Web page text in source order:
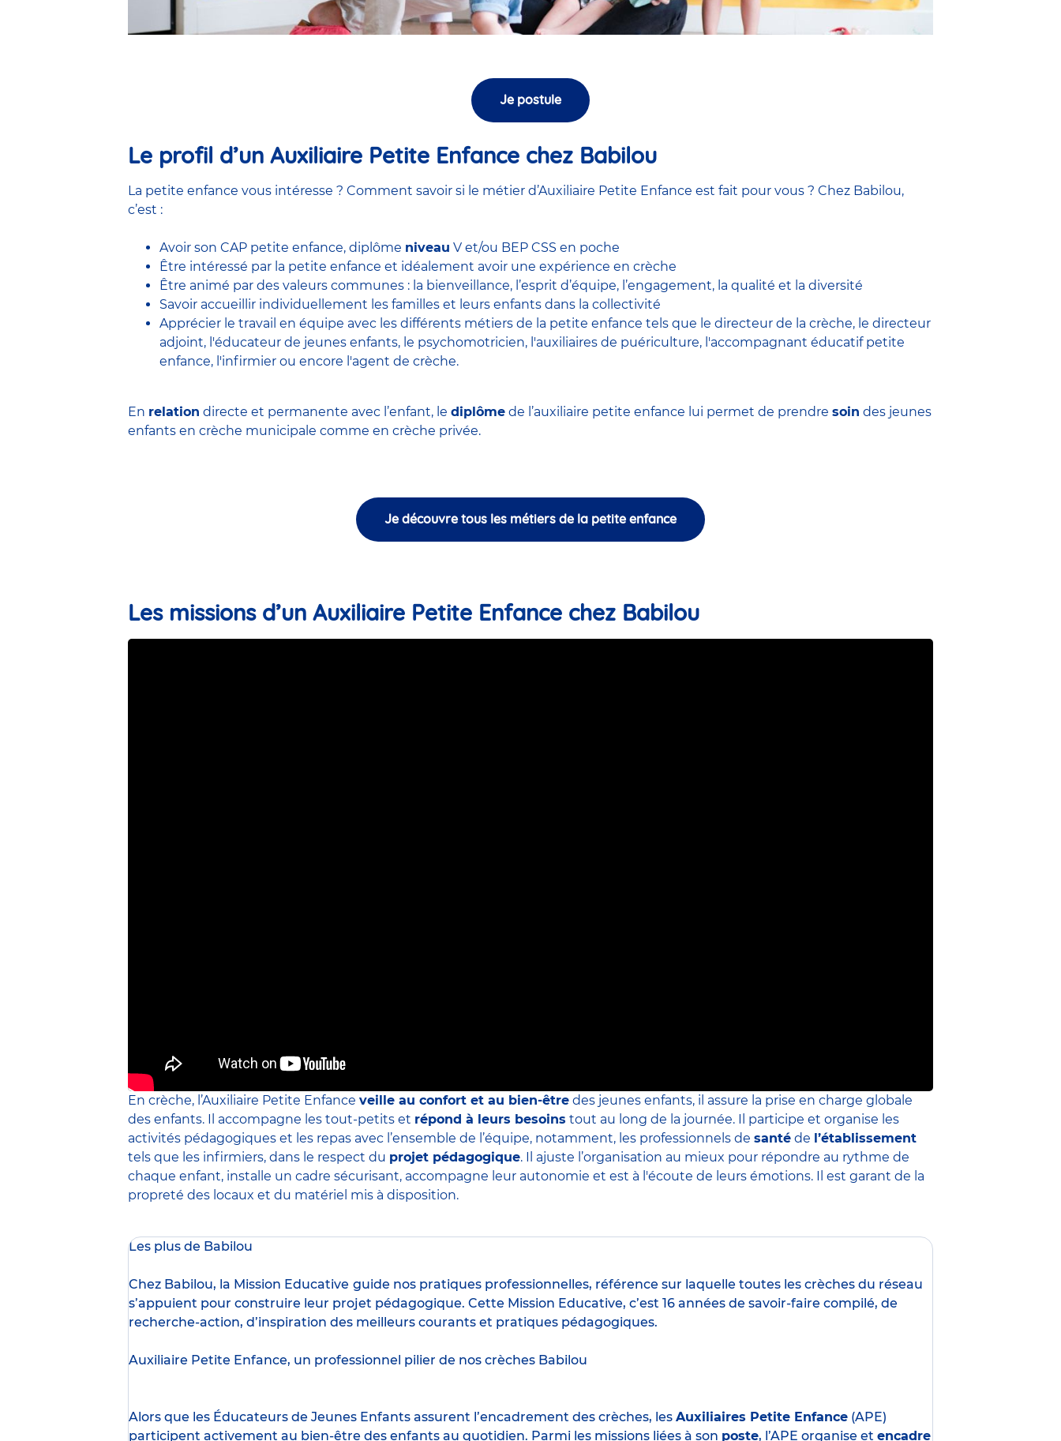
Je postule
Le profil d’un Auxiliaire Petite Enfance chez Babilou
La petite enfance vous intéresse ? Comment savoir si le métier d’Auxiliaire Petite Enfance est fait pour vous ? Chez Babilou,
c’est :
Avoir son CAP petite enfance, diplôme niveau V et/ou BEP CSS en poche
Être intéressé par la petite enfance et idéalement avoir une expérience en crèche
Être animé par des valeurs communes : la bienveillance, l’esprit d’équipe, l’engagement, la qualité et la diversité
Savoir accueillir individuellement les familles et leurs enfants dans la collectivité
Apprécier le travail en équipe avec les différents métiers de la petite enfance tels que le directeur de la crèche, le directeur
adjoint, l'éducateur de jeunes enfants, le psychomotricien, l'auxiliaires de puériculture, l'accompagnant éducatif petite
enfance, l'infirmier ou encore l'agent de crèche.
En relation directe et permanente avec l’enfant, le diplôme de l’auxiliaire petite enfance lui permet de prendre soin des jeunes
enfants en crèche municipale comme en crèche privée.
Je découvre tous les métiers de la petite enfance
Les missions d’un Auxiliaire Petite Enfance chez Babilou
En crèche, l’Auxiliaire Petite Enfance veille au confort et au bien-être des jeunes enfants, il assure la prise en charge globale
des enfants. Il accompagne les tout-petits et répond à leurs besoins tout au long de la journée. Il participe et organise les
activités pédagogiques et les repas avec l’ensemble de l’équipe, notamment, les professionnels de santé de l’établissement
tels que les infirmiers, dans le respect du projet pédagogique. Il ajuste l’organisation au mieux pour répondre au rythme de
chaque enfant, installe un cadre sécurisant, accompagne leur autonomie et est à l'écoute de leurs émotions. Il est garant de la
propreté des locaux et du matériel mis à disposition.
Les plus de Babilou
Chez Babilou, la Mission Educative guide nos pratiques professionnelles, référence sur laquelle toutes les crèches du réseau
s’appuient pour construire leur projet pédagogique. Cette Mission Educative, c’est 16 années de savoir-faire compilé, de
recherche-action, d’inspiration des meilleurs courants et pratiques pédagogiques.
Auxiliaire Petite Enfance, un professionnel pilier de nos crèches Babilou
Alors que les Éducateurs de Jeunes Enfants assurent l’encadrement des crèches, les Auxiliaires Petite Enfance (APE)
participent activement au bien-être des enfants au quotidien. Parmi les missions liées à son poste, l’APE organise et encadre